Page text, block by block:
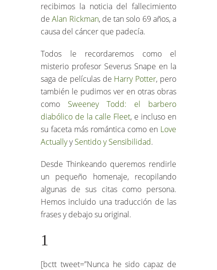
recibimos la noticia del fallecimiento
deAlan Rickman, de tan solo 69 años, a
causa del cáncer que padecía.
Todos le recordaremos como el
misterio profesor Severus Snape en la
saga de películas de Harry Potter, pero
también le pudimos ver en otras obras
como Sweeney Todd: el barbero
diabólico de la calle Fleet, e incluso en
su faceta más romántica como en Love
ActuallyySentido y Sensibilidad.
Desde Thinkeando queremos rendirle
un pequeño homenaje, recopilando
algunas de sus citas como persona.
Hemos incluido una traducción de las
frases y debajo su original.
1
[bctt tweet=”Nunca he sido capaz de